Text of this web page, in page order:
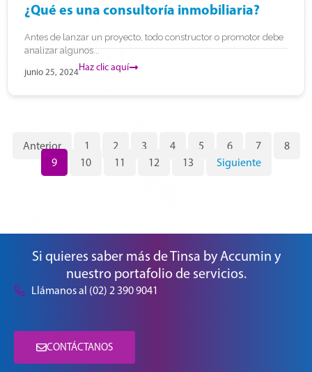
¿Qué es una consultoría inmobiliaria?
Antes de lanzar un proyecto, todo constructor o promotor debe
analizar algunos...
junio 25, 2024Haz clic aquí
Anterior 1 2 3 4 5 6 7
8
9
10 11 12 13 Siguiente
Si quieres saber más de Tinsa by Accumin y
nuestro portafolio de servicios.
Llámanos al (02) 2 390 9041
CONTÁCTANOS